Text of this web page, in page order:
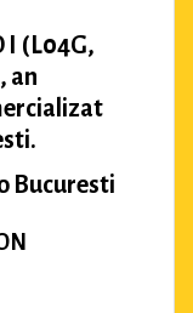
I (L04G,
an
Bucuresti